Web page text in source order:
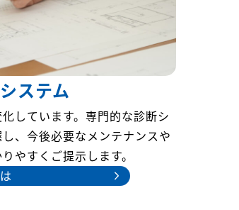
ステム
しています。専門的な診断シ
、今後必要なメンテナンスや
やすくご提示します。